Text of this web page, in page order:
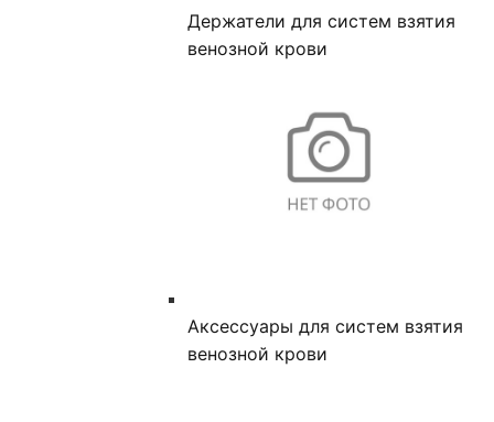
Держатели для систем взятия
венозной крови
Аксессуары для систем взятия
венозной крови